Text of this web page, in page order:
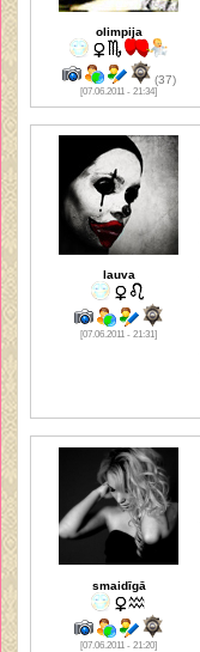
olimpija
(37)
[07.06.2011 - 21:34]
lauva
[07.06.2011 - 21:31]
smaidīgā
[07.06.2011 - 21:20]